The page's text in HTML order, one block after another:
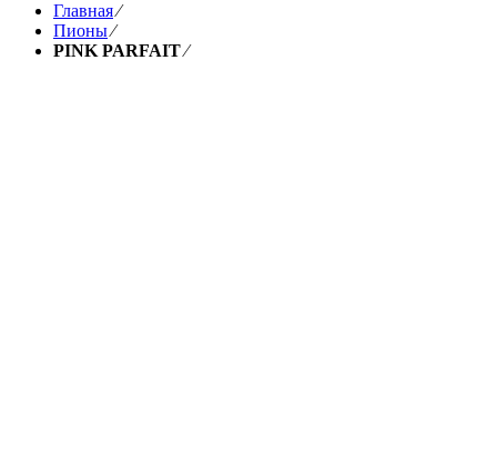
Главная⁄
Пионы⁄
PINK PARFAIT⁄